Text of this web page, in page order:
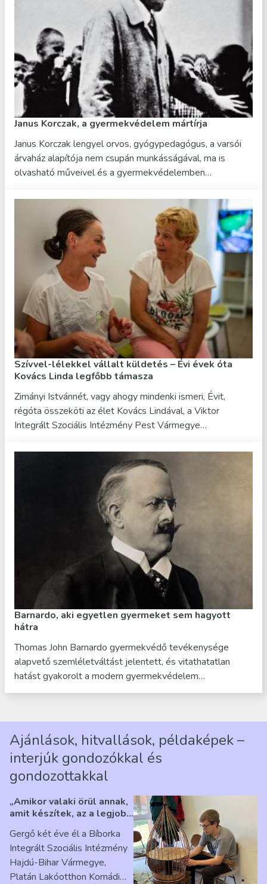
Janus Korczak, a gyermekvédelem mártírja
Janus Korczak lengyel orvos, gyógypedagógus, a varsói
árvaház alapítója nem csupán munkásságával, ma is
olvasható műveivel és a gyermekvédelemben…
Szívvel-lélekkel vállalt küldetés – Évi évek óta
Kovács Linda legfőbb támasza
Zimányi Istvánnét, vagy ahogy mindenki ismeri, Évit,
régóta összeköti az élet Kovács Lindával, a Viktor
Integrált Szociális Intézmény Pest Vármegye…
Barnardo, aki egyetlen gyermeket sem hagyott
hátra
Thomas John Barnardo gyermekvédő tevékenysége
alapvető szemléletváltást jelentett, és vitathatatlan
hatást gyakorolt a modern gyermekvédelem…
Ajánlások, hitvallások, példaképek –
interjúk gondozókkal és
gondozottakkal
„Amikor valaki örül annak,
amit készítek, az a legjobb
Ribárszky Gergő ellátottal
Gergő két éve él a Bíborka
Integrált Szociális Intézmény
Hajdú-Bihar Vármegye,
Platán Lakóotthon Komádi